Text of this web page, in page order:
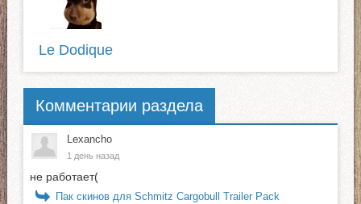
Le Dodique
Комментарии раздела
Lexancho
1 день назад
не работает(
Пак скинов для Schmitz Cargobull Trailer Pack